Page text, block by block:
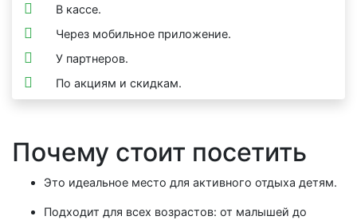
В кассе.
Через мобильное приложение.
У партнеров.
По акциям и скидкам.
Почему стоит посетить
Это идеальное место для активного отдыха детям.
Подходит для всех возрастов: от малышей до